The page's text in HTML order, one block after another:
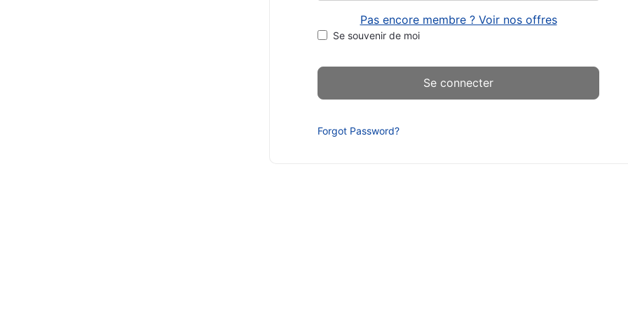
Pas encore membre ? Voir nos offres
Se souvenir de moi
Forgot Password?